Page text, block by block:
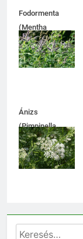
Fodormenta
(Mentha
spicata)
Ánizs
(Pimpinella
anisum)
Keresés: